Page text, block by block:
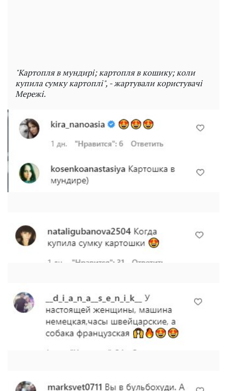
"Картопля в мундирі; картопля в кошику; коли
купила сумку картоплі", - жартували користувачі
Мережі.